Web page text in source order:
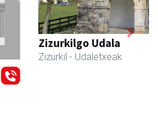
Next